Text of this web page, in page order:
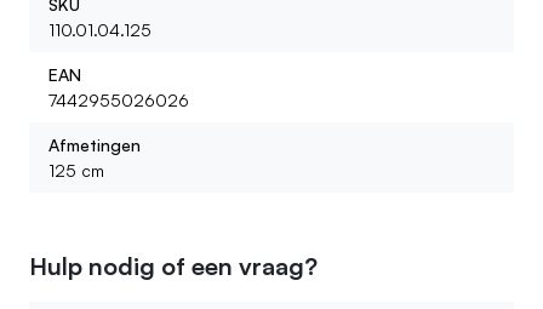
110.01.04.125
EAN
7442955026026
Afmetingen
125 cm
Hulp nodig of een vraag?